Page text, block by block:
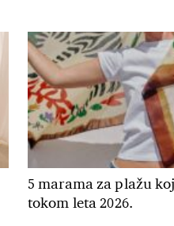
5 marama za plažu
tokom leta 2026.